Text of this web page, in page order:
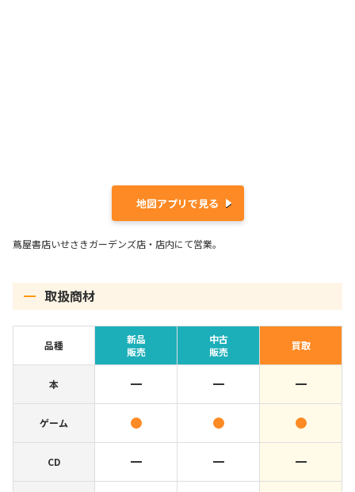
地図アプリで見る
蔦屋書店いせさきガーデンズ店・店内にて営業。
取扱商材
品種
新品
販売
中古
販売
買取
本
ゲーム
CD